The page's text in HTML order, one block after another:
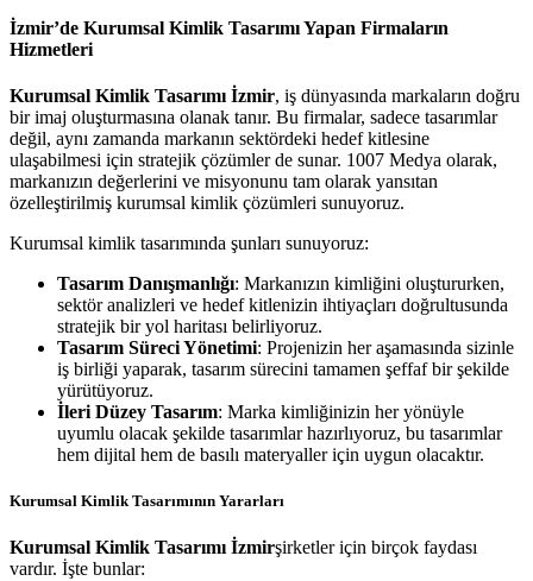
İzmir’de Kurumsal Kimlik Tasarımı Yapan Firmaların
Hizmetleri
Kurumsal Kimlik Tasarımı İzmir, iş dünyasında markaların doğru
bir imaj oluşturmasına olanak tanır. Bu firmalar, sadece tasarımlar
değil, aynı zamanda markanın sektördeki hedef kitlesine
ulaşabilmesi için stratejik çözümler de sunar. 1007 Medya olarak,
markanızın değerlerini ve misyonunu tam olarak yansıtan
özelleştirilmiş kurumsal kimlik çözümleri sunuyoruz.
Kurumsal kimlik tasarımında şunları sunuyoruz:
Tasarım Danışmanlığı: Markanızın kimliğini oluştururken,
sektör analizleri ve hedef kitlenizin ihtiyaçları doğrultusunda
stratejik bir yol haritası belirliyoruz.
Tasarım Süreci Yönetimi: Projenizin her aşamasında sizinle
iş birliği yaparak, tasarım sürecini tamamen şeffaf bir şekilde
yürütüyoruz.
İleri Düzey Tasarım: Marka kimliğinizin her yönüyle
uyumlu olacak şekilde tasarımlar hazırlıyoruz, bu tasarımlar
hem dijital hem de basılı materyaller için uygun olacaktır.
Kurumsal Kimlik Tasarımının Yararları
Kurumsal Kimlik Tasarımı İzmirşirketler için birçok faydası
vardır. İşte bunlar: